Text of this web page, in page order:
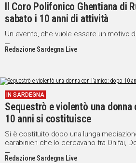
Il Coro Polifonico Ghentiana di
sabato i 10 anni di attività
Un evento, che vuole essere un motivo
Redazione Sardegna Live
IN SARDEGNA
Sequestrò e violentò una donna
10 anni si costituisce
Si è costituito dopo una lunga
carabinieri che lo cercavano fra Onifai,
Redazione Sardegna Live